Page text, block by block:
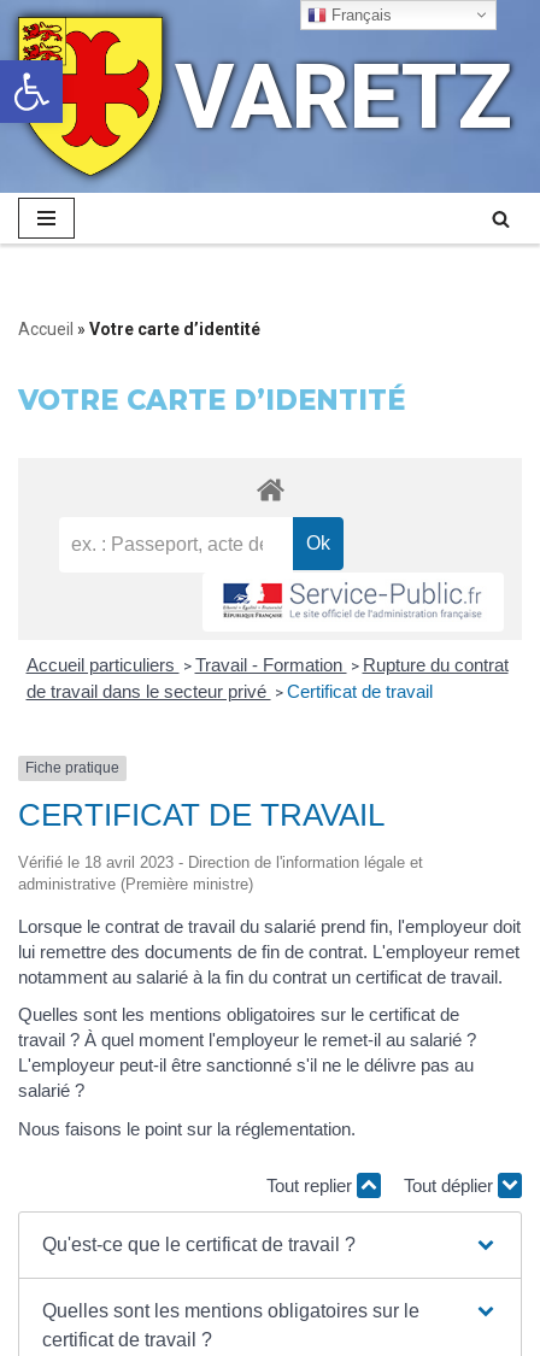
Ouvrir la barre d’outils
Aller
au
contenu
VARETZ
Accueil » Votre carte d’identité
VOTRE CARTE D’IDENTITÉ
Accueil particuliers > Travail - Formation > Rupture du contrat
de travail dans le secteur privé > Certificat de travail
Fiche pratique
CERTIFICAT DE TRAVAIL
Vérifié le 18 avril 2023 - Direction de l'information légale et
administrative (Première ministre)
Lorsque le contrat de travail du salarié prend fin, l'employeur doit
lui remettre des documents de fin de contrat. L'employeur remet
notamment au salarié à la fin du contrat un certificat de travail.
Quelles sont les mentions obligatoires sur le certificat de
travail ? À quel moment l'employeur le remet-il au salarié ?
L'employeur peut-il être sanctionné s'il ne le délivre pas au
salarié ?
Nous faisons le point sur la réglementation.
Tout replier Tout déplier
Qu'est-ce que le certificat de travail ?
Quelles sont les mentions obligatoires sur le
certificat de travail ?
Français